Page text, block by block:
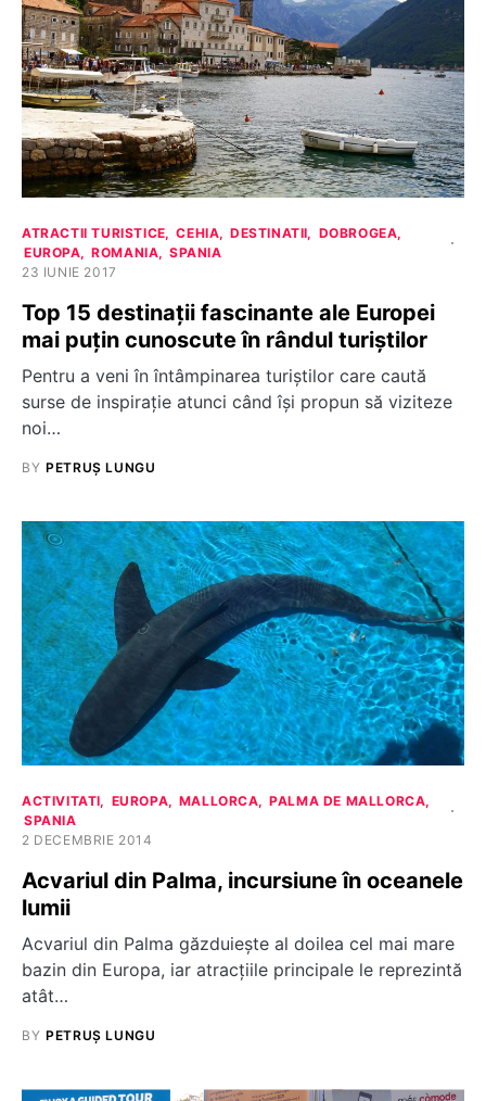
ATRACTII TURISTICE CEHIA DESTINATII
DOBROGEA
EUROPA
ROMANIA
SPANIA
23 IUNIE 2017
Top 15 destinații fascinante ale Europei
mai puțin cunoscute în rândul turiștilor
Pentru a veni în întâmpinarea turiştilor care caută
surse de inspiraţie atunci când îşi propun să viziteze
noi…
BY PETRUȘ LUNGU
ACTIVITATI EUROPA MALLORCA
PALMA DE MALLORCA
SPANIA
2 DECEMBRIE 2014
Acvariul din Palma, incursiune în oceanele
lumii
Acvariul din Palma găzduieşte al doilea cel mai mare
bazin din Europa, iar atracţiile principale le reprezintă
atât…
BY PETRUȘ LUNGU